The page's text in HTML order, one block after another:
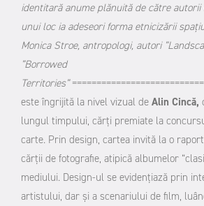
identitară anume plănuită de către autorii
unui loc ia adeseori forma etnicizării
Monica Stroe, antropologi, autori
”Borrowed
Territories”
este îngrijită la nivel vizual de Alin Cincă,
lungul timpului, cărți premiate la
carte. Prin design, cartea invită la o
cărții de fotografie, atipică albumelor
mediului. Design-ul se evidențiază prin
artistului, dar și a scenariului de film,